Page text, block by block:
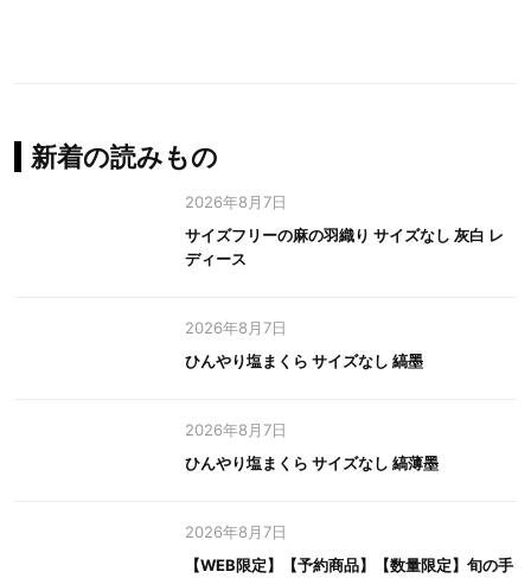
新着の読みもの
2026年8月7日
サイズフリーの麻の羽織り サイズなし 灰白 レ
ディース
2026年8月7日
ひんやり塩まくら サイズなし 縞墨
2026年8月7日
ひんやり塩まくら サイズなし 縞薄墨
2026年8月7日
【WEB限定】【予約商品】【数量限定】旬の手